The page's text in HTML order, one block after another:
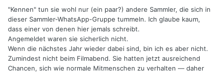
"Kennen" tun sie wohl nur (ein paar?) andere Sammler, die sich in
dieser Sammler-WhatsApp-Gruppe tummeln. Ich glaube kaum,
dass einer von denen hier jemals schreibt.
Angemeldet waren sie sicherlich nicht.
Wenn die nächstes Jahr wieder dabei sind, bin ich es aber nicht.
Zumindest nicht beim Filmabend. Sie hatten jetzt ausreichend
Chancen, sich wie normale Mitmenschen zu verhalten — daher